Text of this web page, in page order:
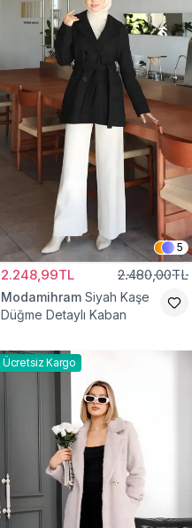
5
2.248,99TL 2.480,00TL
Modamihram Siyah Kaşe
Düğme Detaylı Kaban
Ücretsiz Kargo